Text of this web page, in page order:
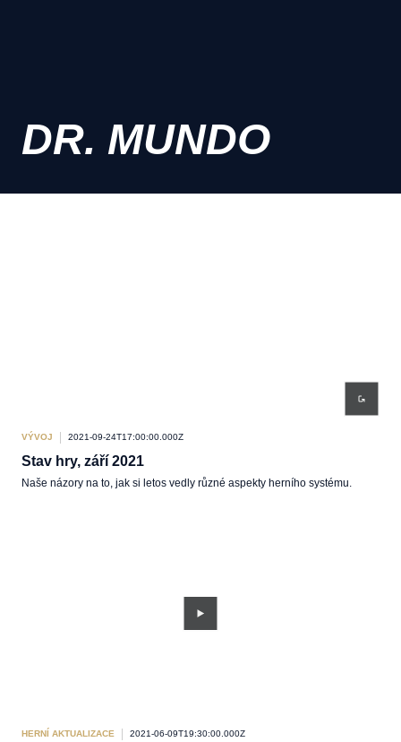
DR. MUNDO
VÝVOJ 2021-09-24T17:00:00.000Z
Stav hry, září 2021
Naše názory na to, jak si letos vedly různé aspekty herního systému.
HERNÍ AKTUALIZACE 2021-06-09T19:30:00.000Z